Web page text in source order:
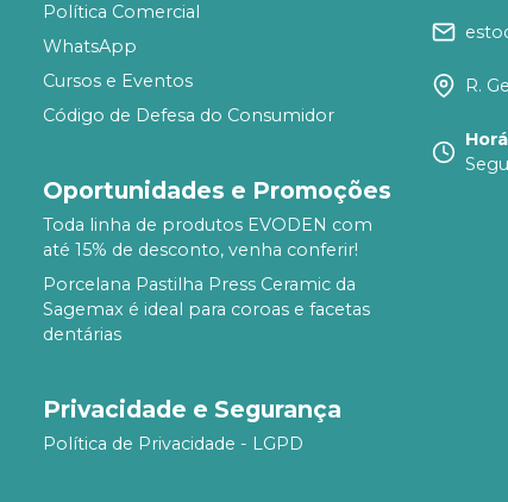
Política Comercial
WhatsApp
Cursos e Eventos
Código de Defesa do Consumidor
Oportunidades e Promoções
Toda linha de produtos EVODEN com
até 15% de desconto, venha conferir!
Porcelana Pastilha Press Ceramic da
Sagemax é ideal para coroas e facetas
dentárias
Privacidade e Segurança
Política de Privacidade - LGPD
R.